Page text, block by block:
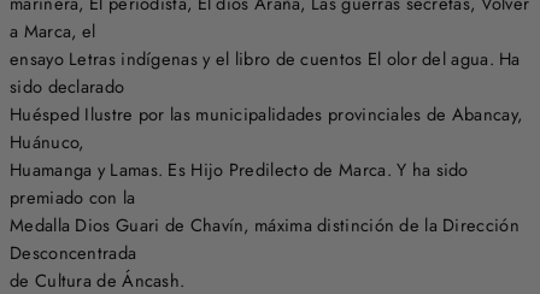
a Marca, el
ensayo Letras indígenas y el libro de cuentos El olor del agua. Ha
sido declarado
Huésped Ilustre por las municipalidades provinciales de Abancay,
Huánuco,
Huamanga y Lamas. Es Hijo Predilecto de Marca. Y ha sido
premiado con la
Medalla Dios Guari de Chavín, máxima distinción de la Dirección
Desconcentrada
de Cultura de Áncash.